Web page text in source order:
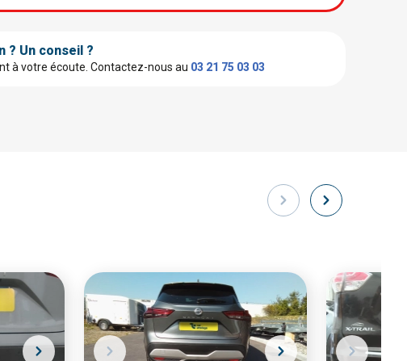
? Un conseil ?
à votre écoute. Contactez-nous au 03 21 75 03 03